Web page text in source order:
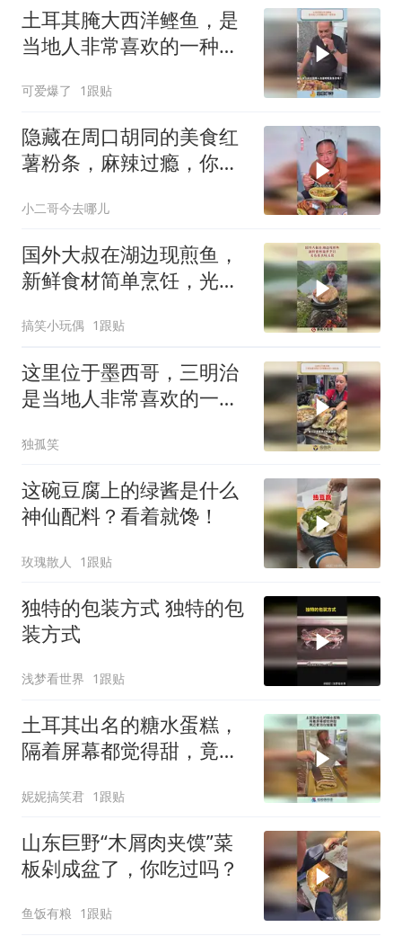
土耳其腌大西洋鲣鱼，是
当地人非常喜欢的一种美
可爱爆了 1跟贴
隐藏在周口胡同的美食红
薯粉条，麻辣过瘾，你来
小二哥今去哪儿
国外大叔在湖边现煎鱼，
新鲜食材简单烹饪，光看
搞笑小玩偶 1跟贴
这里位于墨西哥，三明治
是当地人非常喜欢的一种
独孤笑
这碗豆腐上的绿酱是什么
神仙配料？看着就馋！
玫瑰散人 1跟贴
独特的包装方式 独特的包
装方式
浅梦看世界 1跟贴
土耳其出名的糖水蛋糕，
隔着屏幕都觉得甜，竟还
妮妮搞笑君 1跟贴
山东巨野“木屑肉夹馍”菜
板剁成盆了，你吃过吗？
鱼饭有粮 1跟贴